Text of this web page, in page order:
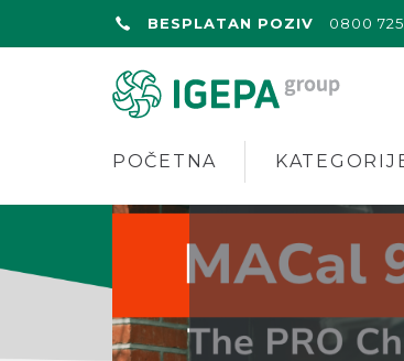
BESPLATAN POZIV 0800
POČETNA